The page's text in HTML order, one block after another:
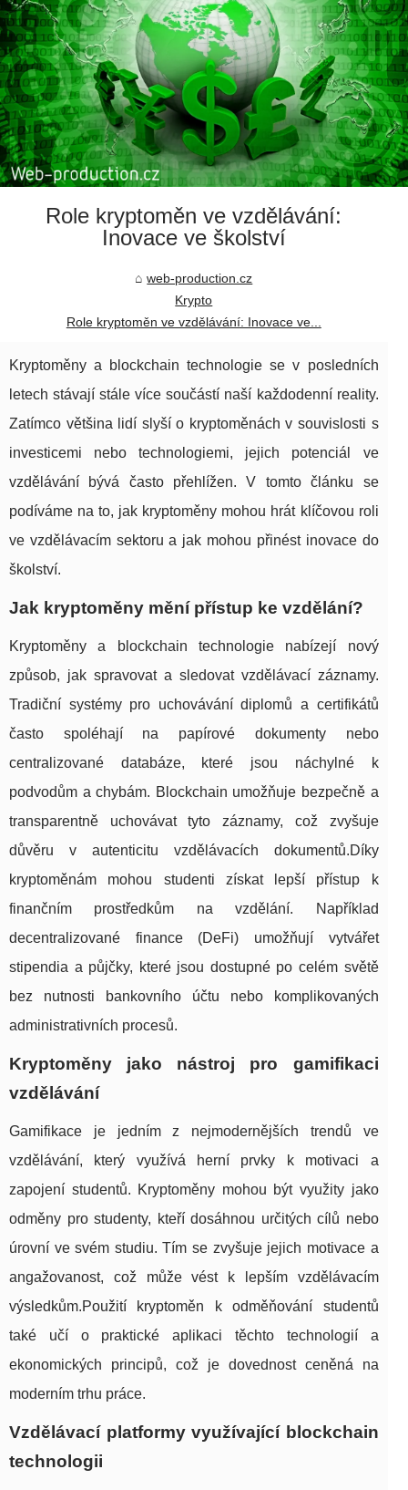
Role kryptoměn ve vzdělávání:
Inovace ve školství
web-production.cz
Krypto
Role kryptoměn ve vzdělávání: Inovace ve...
Kryptoměny a blockchain technologie se v posledních
letech stávají stále více součástí naší každodenní reality.
Zatímco většina lidí slyší o kryptoměnách v souvislosti s
investicemi nebo technologiemi, jejich potenciál ve
vzdělávání bývá často přehlížen. V tomto článku se
podíváme na to, jak kryptoměny mohou hrát klíčovou roli
ve vzdělávacím sektoru a jak mohou přinést inovace do
školství.
Jak kryptoměny mění přístup ke vzdělání?
Kryptoměny a blockchain technologie nabízejí nový
způsob, jak spravovat a sledovat vzdělávací záznamy.
Tradiční systémy pro uchovávání diplomů a certifikátů
často spoléhají na papírové dokumenty nebo
centralizované databáze, které jsou náchylné k
podvodům a chybám. Blockchain umožňuje bezpečně a
transparentně uchovávat tyto záznamy, což zvyšuje
důvěru v autenticitu vzdělávacích dokumentů.Díky
kryptoměnám mohou studenti získat lepší přístup k
finančním prostředkům na vzdělání. Například
decentralizované finance (DeFi) umožňují vytvářet
stipendia a půjčky, které jsou dostupné po celém světě
bez nutnosti bankovního účtu nebo komplikovaných
administrativních procesů.
Kryptoměny jako nástroj pro gamifikaci
vzdělávání
Gamifikace je jedním z nejmodernějších trendů ve
vzdělávání, který využívá herní prvky k motivaci a
zapojení studentů. Kryptoměny mohou být využity jako
odměny pro studenty, kteří dosáhnou určitých cílů nebo
úrovní ve svém studiu. Tím se zvyšuje jejich motivace a
angažovanost, což může vést k lepším vzdělávacím
výsledkům.Použití kryptoměn k odměňování studentů
také učí o praktické aplikaci těchto technologií a
ekonomických principů, což je dovednost ceněná na
moderním trhu práce.
Vzdělávací platformy využívající blockchain
technologii